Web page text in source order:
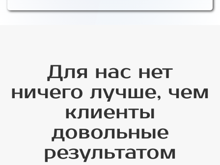
Для нас нет
ничего лучше, чем
клиенты
довольные
результатом